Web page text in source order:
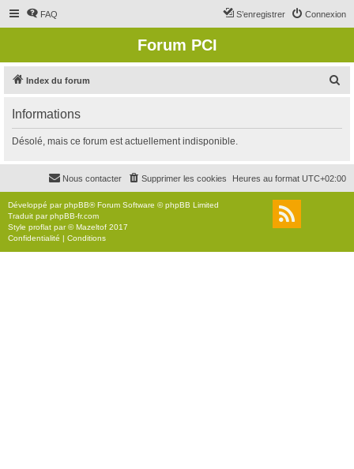
FAQ Connexion
S’enregistrer
Forum PCI
Index du forum
r
c
r
Informations
Désolé, mais ce forum est actuellement indisponible.
Heures au format UTC+02:00
Supprimer les cookies
Nous contacter
Développé parphpBB® Forum Software © phpBB Limited
Traduit parphpBB-fr.com
Style proflat par ©Mazeltof 2017
Confidentialité | Conditions